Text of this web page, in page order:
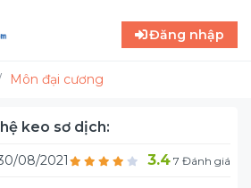
Đăng nhập
Môn đại cương
keo sơ dịch:
08/2021 3.47 Đánh giá